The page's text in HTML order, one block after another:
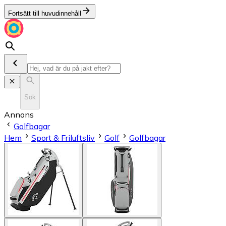
Fortsätt till huvudinnehåll
Sök
Annons
Golfbagar
Hem
Sport & Friluftsliv Golf Golfbagar